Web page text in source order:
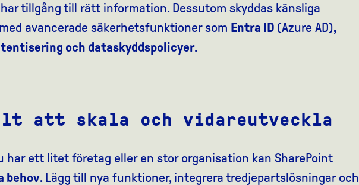
tillgång till rätt information. Dessutom skyddas känsliga
avancerade säkerhetsfunktioner som Entra ID (Azure AD),
och dataskyddspolicyer.
att skala och vidareutveckla
har ett litet företag eller en stor organisation kan SharePoint
behov. Lägg till nya funktioner, integrera tredjepartslösningar och